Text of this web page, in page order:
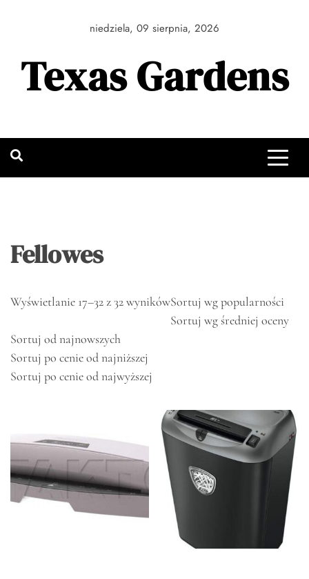
niedziela, 09 sierpnia, 2026
Texas Gardens
Fellowes
Wyświetlanie 17–32 z 32 wynikówSortuj wg popularności
Sortuj wg średniej oceny
Sortuj od najnowszych
Sortuj po cenie od najniższej
Sortuj po cenie od najwyższej